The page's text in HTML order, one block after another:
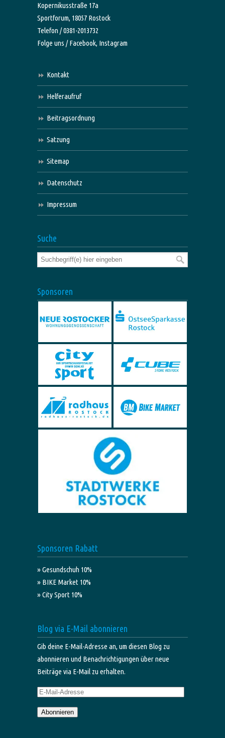
Kopernikusstraße 17a
Sportforum, 18057 Rostock
Telefon / 0381-2013732
Folge uns /Facebook, Instagram
Kontakt
Helferaufruf
Beitragsordnung
Satzung
Sitemap
Datenschutz
Impressum
Suche
Sponsoren
Sponsoren Rabatt
» Gesundschuh 10%
» BIKE Market 10%
» City Sport 10%
Blog via E-Mail abonnieren
Gib deine E-Mail-Adresse an, um diesen Blog zu
abonnieren und Benachrichtigungen über neue
Beiträge via E-Mail zu erhalten.
E-
Adresse
Abonnieren